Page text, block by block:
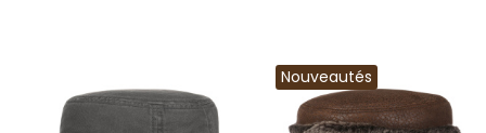
Nouveautés